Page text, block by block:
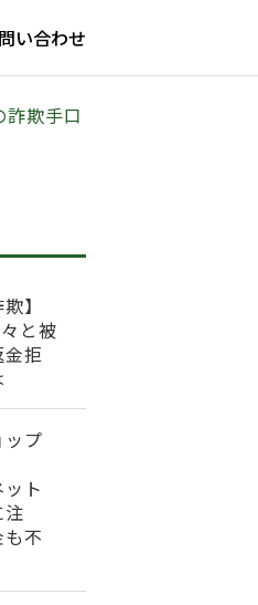
問い合わせ
欺手口
】
と被
拒
ップ
ト
注
不